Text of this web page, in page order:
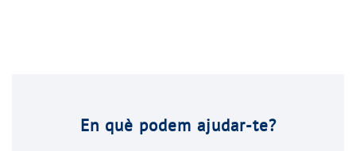
En què podem ajudar-te?